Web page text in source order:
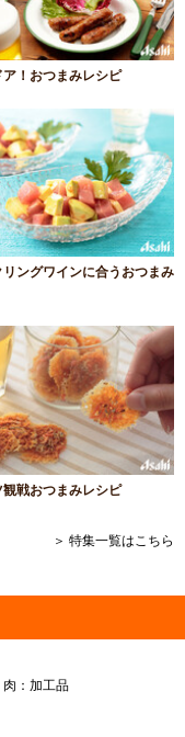
ア！おつまみレシピ
リングワインに合うおつまみ
観戦おつまみレシピ
＞ 特集一覧はこちら
肉：加工品